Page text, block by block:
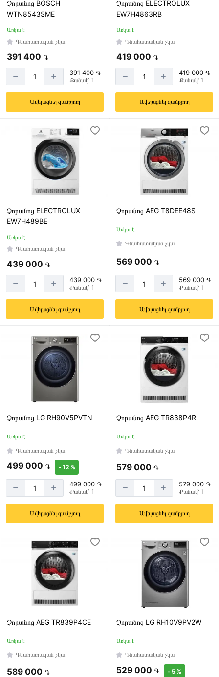
Չորանոց BOSCH
WTN8543SME
Առկա է
Գնահատական չկա
391 400 ֏
391 400 ֏
Քանակ՝ 1
Ավելացնել զամբյուղ
Չորանոց ELECTROLUX
EW7H4863RB
Առկա է
Գնահատական չկա
419 000 ֏
419 000 ֏
Քանակ՝ 1
Ավելացնել զամբյուղ
Չորանոց ELECTROLUX
EW7H489BE
Առկա է
Գնահատական չկա
439 000 ֏
439 000 ֏
Քանակ՝ 1
Ավելացնել զամբյուղ
Չորանոց AEG T8DEE48S
Առկա է
Գնահատական չկա
569 000 ֏
569 000 ֏
Քանակ՝ 1
Ավելացնել զամբյուղ
Չորանոց LG RH90V5PVTN
Առկա է
Գնահատական չկա
499 000 ֏ - 12 %
499 000 ֏
Քանակ՝ 1
Ավելացնել զամբյուղ
Չորանոց AEG TR838P4R
Առկա է
Գնահատական չկա
579 000 ֏
579 000 ֏
Քանակ՝ 1
Ավելացնել զամբյուղ
Չորանոց AEG TR839P4CE
Առկա է
Գնահատական չկա
589 000 ֏
Չորանոց LG RH10V9PV2W
Առկա է
Գնահատական չկա
529 000 ֏ - 5 %